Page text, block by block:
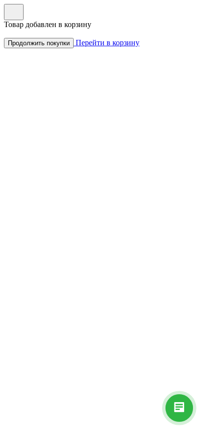
Товар добавлен в корзину
Продолжить покупки Перейти в корзину